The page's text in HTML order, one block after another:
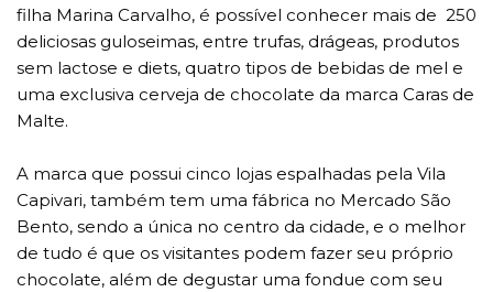
filha Marina Carvalho, é possível conhecer mais de 250
deliciosas guloseimas, entre trufas, drágeas, produtos
sem lactose e diets, quatro tipos de bebidas de mel e
uma exclusiva cerveja de chocolate da marca Caras de
Malte.
A marca que possui cinco lojas espalhadas pela Vila
Capivari, também tem uma fábrica no Mercado São
Bento, sendo a única no centro da cidade, e o melhor
de tudo é que os visitantes podem fazer seu próprio
chocolate, além de degustar uma fondue com seu